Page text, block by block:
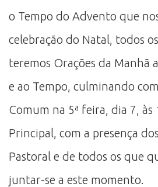
o Tempo do Advento que
celebração do Natal, todos
teremos Orações da Manhã
e ao Tempo, culminando
Comum na 5ª feira, dia 7,
Principal, com a presença
Pastoral e de todos os que
juntar-se a este momento.